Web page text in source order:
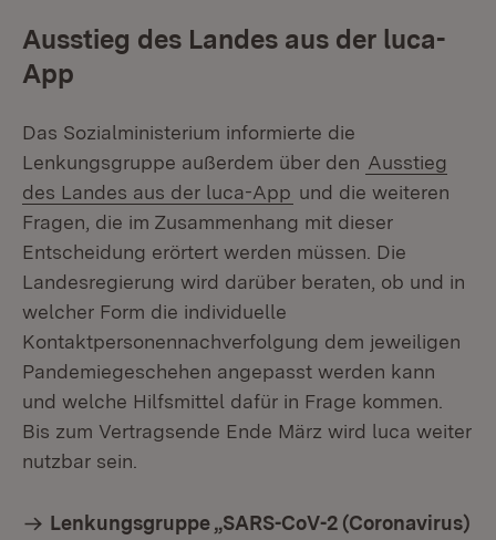
Ausstieg des Landes aus der luca-
App
Das Sozialministerium informierte die
Lenkungsgruppe außerdem über den Ausstieg
des Landes aus der luca-App und die weiteren
Fragen, die im Zusammenhang mit dieser
Entscheidung erörtert werden müssen. Die
Landesregierung wird darüber beraten, ob und in
welcher Form die individuelle
Kontaktpersonennachverfolgung dem jeweiligen
Pandemiegeschehen angepasst werden kann
und welche Hilfsmittel dafür in Frage kommen.
Bis zum Vertragsende Ende März wird luca weiter
nutzbar sein.
Lenkungsgruppe „SARS-CoV-2 (Coronavirus)